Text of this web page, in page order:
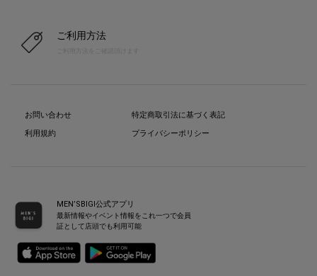
ご利用方法
お問い合わせ
利用規約
特定商取引法に基づく表記
プライバシーポリシー
MEN’SBIGI公式アプリ
最新情報やイベント情報をこれ一つで会員
証として店頭でも利用可能